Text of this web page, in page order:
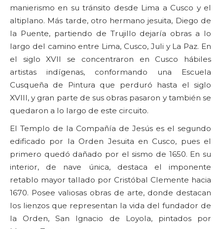
manierismo en su tránsito desde Lima a Cusco y el
altiplano. Más tarde, otro hermano jesuita, Diego de
la Puente, partiendo de Trujillo dejaría obras a lo
largo del camino entre Lima, Cusco, Juli y La Paz. En
el siglo XVII se concentraron en Cusco hábiles
artistas indígenas, conformando una Escuela
Cusqueña de Pintura que perduró hasta el siglo
XVIII, y gran parte de sus obras pasaron y también se
quedaron a lo largo de este circuito.
El Templo de la Compañía de Jesús es el segundo
edificado por la Orden Jesuita en Cusco, pues el
primero quedó dañado por el sismo de 1650. En su
interior, de nave única, destaca el imponente
retablo mayor tallado por Cristóbal Clemente hacia
1670. Posee valiosas obras de arte, donde destacan
los lienzos que representan la vida del fundador de
la Orden, San Ignacio de Loyola, pintados por